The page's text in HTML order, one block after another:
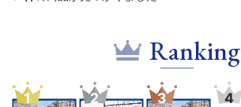
Ranking
1 2 3 4